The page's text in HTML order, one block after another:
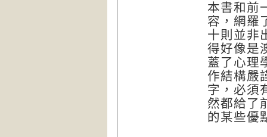
本書和前
容，網羅
十則並非
得好像是
蓋了心理
作結構嚴
字，必須
然都給了
的某些優